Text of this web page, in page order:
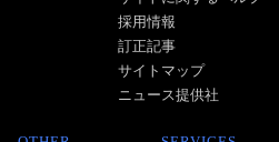
採用情報
訂正記事
サイトマップ
ニュース提供社